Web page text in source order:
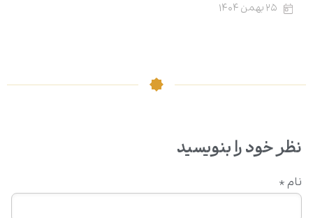
۲۵ بهمن ۱۴۰۴
نظر خود را بنویسید
نام *